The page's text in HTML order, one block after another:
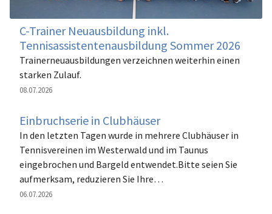
C-Trainer Neuausbildung inkl.
Tennisassistentenausbildung Sommer 2026
Trainerneuausbildungen verzeichnen weiterhin einen
starken Zulauf.
08.07.2026
Einbruchserie in Clubhäuser
In den letzten Tagen wurde in mehrere Clubhäuser in
Tennisvereinen im Westerwald und im Taunus
eingebrochen und Bargeld entwendet.Bitte seien Sie
aufmerksam, reduzieren Sie Ihre…
06.07.2026